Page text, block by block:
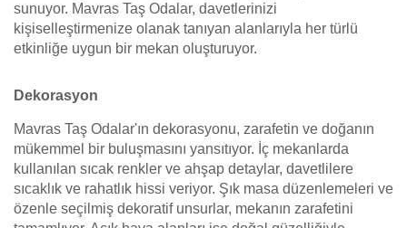
sunuyor. Mavras Taş Odalar, davetlerinizi
kişiselleştirmenize olanak tanıyan alanlarıyla her türlü
etkinliğe uygun bir mekan oluşturuyor.
Dekorasyon
Mavras Taş Odalar'ın dekorasyonu, zarafetin ve doğanın
mükemmel bir buluşmasını yansıtıyor. İç mekanlarda
kullanılan sıcak renkler ve ahşap detaylar, davetlilere
sıcaklık ve rahatlık hissi veriyor. Şık masa düzenlemeleri ve
özenle seçilmiş dekoratif unsurlar, mekanın zarafetini